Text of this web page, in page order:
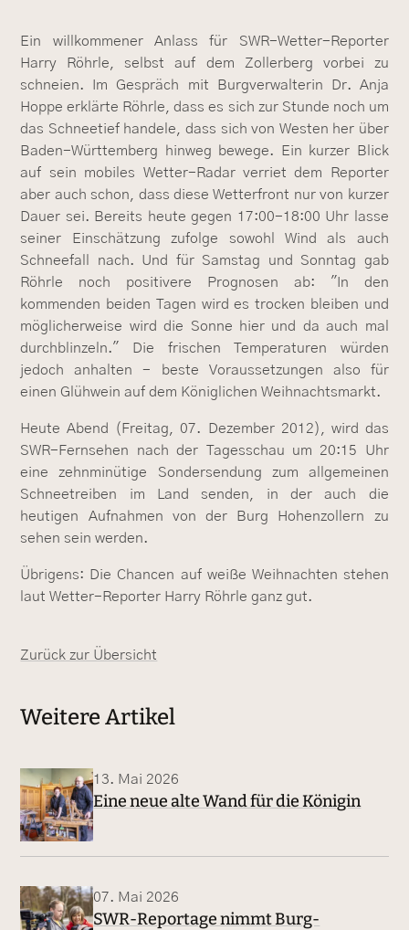
Ein willkommener Anlass für SWR-Wetter-Reporter
Harry Röhrle, selbst auf dem Zollerberg vorbei zu
schneien. Im Gespräch mit Burgverwalterin Dr. Anja
Hoppe erklärte Röhrle, dass es sich zur Stunde noch um
das Schneetief handele, dass sich von Westen her über
Baden-Württemberg hinweg bewege. Ein kurzer Blick
auf sein mobiles Wetter-Radar verriet dem Reporter
aber auch schon, dass diese Wetterfront nur von kurzer
Dauer sei. Bereits heute gegen 17:00-18:00 Uhr lasse
seiner Einschätzung zufolge sowohl Wind als auch
Schneefall nach. Und für Samstag und Sonntag gab
Röhrle noch positivere Prognosen ab: "In den
kommenden beiden Tagen wird es trocken bleiben und
möglicherweise wird die Sonne hier und da auch mal
durchblinzeln." Die frischen Temperaturen würden
jedoch anhalten - beste Voraussetzungen also für
einen Glühwein auf dem Königlichen Weihnachtsmarkt.
Heute Abend (Freitag, 07. Dezember 2012), wird das
SWR-Fernsehen nach der Tagesschau um 20:15 Uhr
eine zehnminütige Sondersendung zum allgemeinen
Schneetreiben im Land senden, in der auch die
heutigen Aufnahmen von der Burg Hohenzollern zu
sehen sein werden.
Übrigens: Die Chancen auf weiße Weihnachten stehen
laut Wetter-Reporter Harry Röhrle ganz gut.
Zurück zur Übersicht
Weitere Artikel
13. Mai 2026
Eine neue alte Wand für die Königin
07. Mai 2026
SWR-Reportage nimmt Burg-